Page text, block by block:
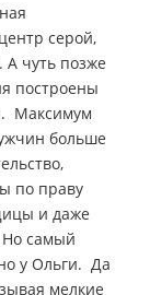
серой,
чуть позже
построены
Максимум
больше
по праву
и даже
Но самый
у Ольги. Да
мелкие